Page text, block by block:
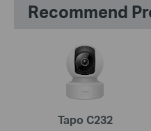
Recommend
Tapo C232